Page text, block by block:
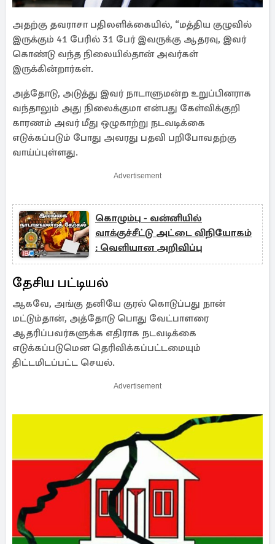
அதற்கு தவராசா பதிலளிக்கையில், “மத்திய குழுவில்
இருக்கும் 41 பேரில் 31 பேர் இவருக்கு ஆதரவு, இவர்
கொண்டு வந்த நிலையில்தான் அவர்கள்
இருக்கின்றார்கள்.
அத்தோடு, அடுத்து இவர் நாடாளுமன்ற உறுப்பினராக
வந்தாலும் அது நிலைக்குமா என்பது கேள்விக்குறி
காரணம் அவர் மீது ஒழுகாற்று நடவடிக்கை
எடுக்கப்படும் போது அவரது பதவி பறிபோவதற்கு
வாய்ப்புள்ளது.
Advertisement
கொழும்பு - வன்னியில்
வாக்குச்சீட்டு அட்டை விநியோகம்
: வெளியான அறிவிப்பு
தேசிய பட்டியல்
ஆகவே, அங்கு தனியே குரல் கொடுப்பது நான்
மட்டும்தான், அத்தோடு பொது வேட்பாளரை
ஆதரிப்பவர்களுக்க எதிராக நடவடிக்கை
எடுக்கப்படுமென தெரிவிக்கப்பட்டமையும்
திட்டமிடப்பட்ட செயல்.
Advertisement